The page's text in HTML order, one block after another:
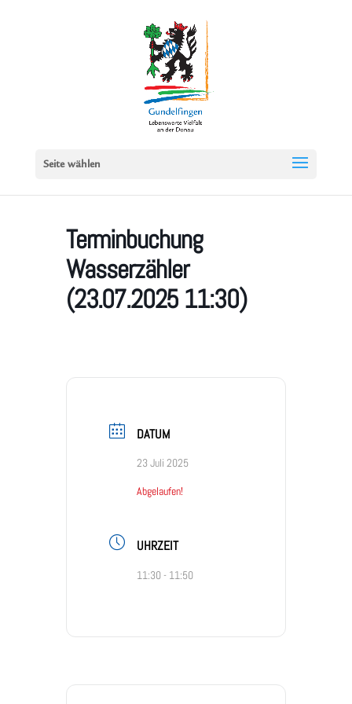
Seite wählen
Terminbuchung
Wasserzähler
(23.07.2025 11:30)
DATUM
23 Juli 2025
Abgelaufen!
UHRZEIT
11:30 - 11:50